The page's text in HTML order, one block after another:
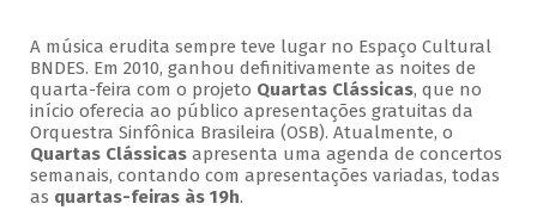
A música erudita sempre teve lugar no Espaço Cultural
BNDES. Em 2010, ganhou definitivamente as noites de
quarta-feira com o projeto Quartas Clássicas, que no
início oferecia ao público apresentações gratuitas da
Orquestra Sinfônica Brasileira (OSB). Atualmente, o
Quartas Clássicasapresenta uma agenda de concertos
semanais, contando com apresentações variadas, todas
as quartas-feiras às 19h.